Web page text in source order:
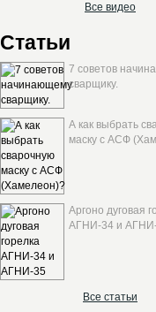
Все видео
Статьи
7 советов
сварщику.
А как выбрать
маску с АСФ
Аргоно дуговая
АГНИ-34 и
Все статьи